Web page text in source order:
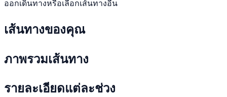
ออกเดินทางหรือเลือกเส้นทางอื่น
เส้นทางของคุณ
ภาพรวมเส้นทาง
รายละเอียดแต่ละช่วง